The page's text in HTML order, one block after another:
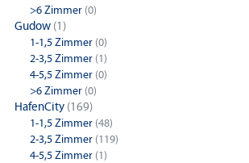
>6 Zimmer (0)
Gudow (1)
1-1,5 Zimmer (0)
2-3,5 Zimmer (1)
4-5,5 Zimmer (0)
>6 Zimmer (0)
HafenCity (169)
1-1,5 Zimmer (48)
2-3,5 Zimmer (119)
4-5,5 Zimmer (1)